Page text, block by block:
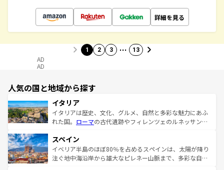
詳細を見る
1 2 3 … 13
AD
AD
人気の国と地域から探す
イタリア
イタリアは歴史、文化、グルメ、自然と多彩な魅力にあふ
れた国。 ローマの古代遺跡やフィレンツェのルネッサンス
ろん、トスカーナの美しい田園風景やアマルフィ海岸の絶
景など、自然景観も見逃せない。観光の合間には、本場の
ピザやパスタなど、絶品のイタリア料理を堪能することも
スペイン
イベリア半島のほぼ80％を占めるスペインは、太陽が降り
注ぐ地中海沿岸から雄大なピレネー山脈まで、多彩な自然